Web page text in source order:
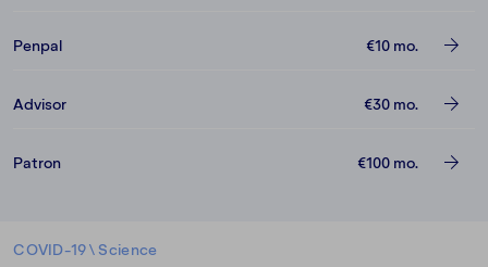
Penpal €10 mo.
Advisor €30 mo.
Patron €100 mo.
COVID-19\ Science